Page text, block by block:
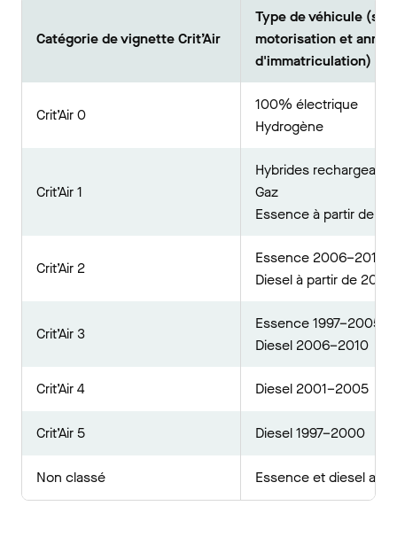
Catégorie de vignette Crit’Air
Type de véhicule
motorisation et année
d'immatriculation)
Crit’Air 0
100% électrique
Hydrogène
Crit’Air 1
Hybrides
Gaz
Essence à partir de
Crit’Air 2
Essence 2006–2010
Diesel à partir de 2011
Crit’Air 3
Essence 1997–2005
Diesel 2006–2010
Crit’Air 4 Diesel 2001–2005
Crit’Air 5 Diesel 1997–2000
Non classé Essence et diesel